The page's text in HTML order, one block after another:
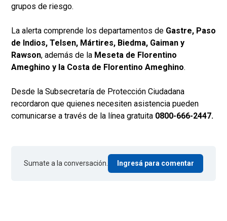
grupos de riesgo.
La alerta comprende los departamentos de Gastre, Paso
de Indios, Telsen, Mártires, Biedma, Gaiman y
Rawson, además de la Meseta de Florentino
Ameghino y la Costa de Florentino Ameghino.
Desde la Subsecretaría de Protección Ciudadana
recordaron que quienes necesiten asistencia pueden
comunicarse a través de la línea gratuita 0800-666-2447.
Sumate a la conversación. Ingresá para comentar